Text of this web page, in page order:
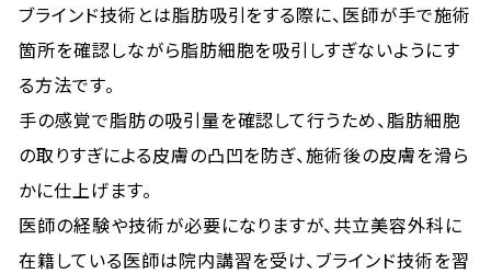
ブラインド技術とは脂肪吸引をする際に、医師が手で施術
箇所を確認しながら脂肪細胞を吸引しすぎないようにす
る方法です。
手の感覚で脂肪の吸引量を確認して行うため、脂肪細胞
の取りすぎによる皮膚の凸凹を防ぎ、施術後の皮膚を滑ら
かに仕上げます。
医師の経験や技術が必要になりますが、共立美容外科に
在籍している医師は院内講習を受け、ブラインド技術を習